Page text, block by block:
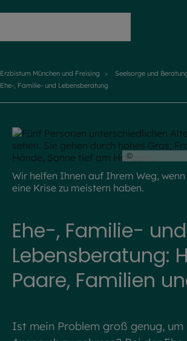
Erzbistum München und Freising
Seelsorge und
Ehe-, Familie- und Lebensberatung
©
Wir helfen Ihnen auf Ihrem Weg,
eine Krise zu meistern haben.
Ehe-, Familie- und
Lebensberatung:
Paare, Familien
Ist mein Problem groß genug, um